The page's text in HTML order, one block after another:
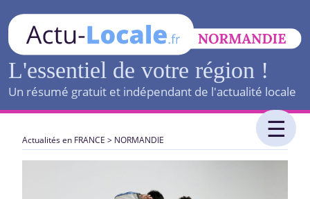
L'essentiel de votre région !
Un résumé gratuit et indépendant de l'actualité locale
Actualités en FRANCE > NORMANDIE